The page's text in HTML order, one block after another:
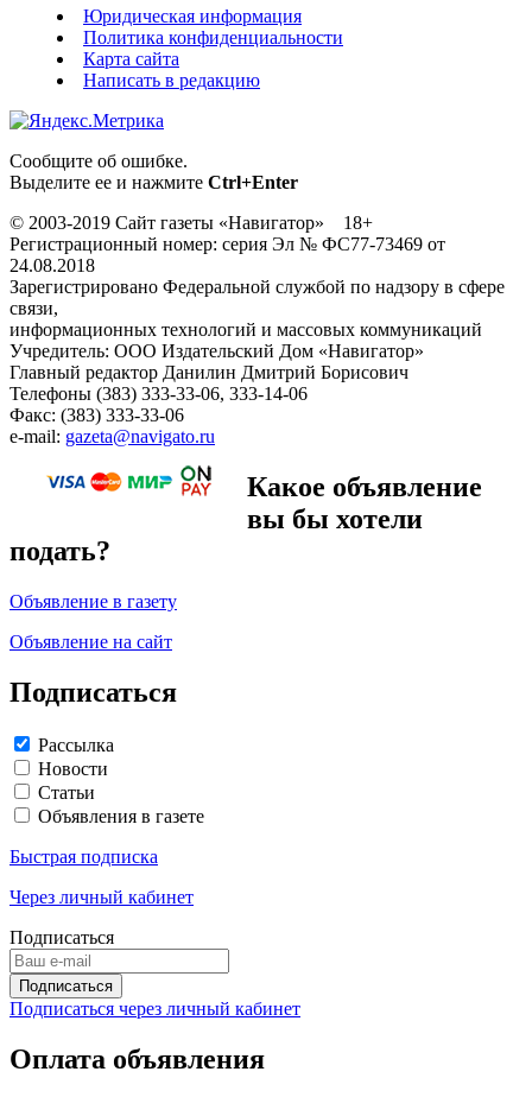
Юридическая информация
Политика конфиденциальности
Карта сайта
Написать в редакцию
Сообщите об ошибке.
Выделите ее и нажмите Ctrl+Enter
© 2003-2019 Сайт газеты «Навигатор» 18+
Регистрационный номер: серия Эл № ФС77-73469 от
24.08.2018
Зарегистрировано Федеральной службой по надзору в сфере
связи,
информационных технологий и массовых коммуникаций
Учредитель: ООО Издательский Дом «Навигатор»
Главный редактор Данилин Дмитрий Борисович
Телефоны (383) 333-33-06, 333-14-06
Факс: (383) 333-33-06
e-mail: gazeta@navigato.ru
Какое объявление
вы бы хотели
подать?
Объявление в газету
Объявление на сайт
Подписаться
Рассылка
Новости
Статьи
Объявления в газете
Быстрая подписка
Через личный кабинет
Подписаться
Подписаться через личный кабинет
Оплата объявления